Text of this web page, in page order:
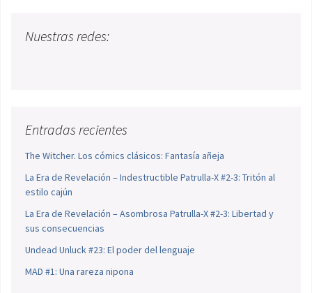
Nuestras redes:
Entradas recientes
The Witcher. Los cómics clásicos: Fantasía añeja
La Era de Revelación – Indestructible Patrulla-X #2-3: Tritón al
estilo cajún
La Era de Revelación – Asombrosa Patrulla-X #2-3: Libertad y
sus consecuencias
Undead Unluck #23: El poder del lenguaje
MAD #1: Una rareza nipona